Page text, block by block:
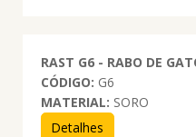
RAST G6 - RABO DE
CÓDIGO: G6
MATERIAL: SORO
Detalhes